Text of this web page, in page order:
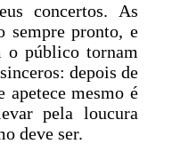
concertos. As
sempre pronto, e
o público tornam
depois de
apetece mesmo é
pela loucura
deve ser.